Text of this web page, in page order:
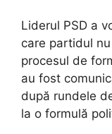
Liderul PSD a
care partidul
procesul de
au fost
după rundele
la o formulă